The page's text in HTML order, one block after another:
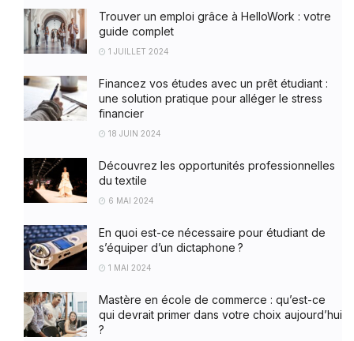
Trouver un emploi grâce à HelloWork : votre
guide complet
1 JUILLET 2024
Financez vos études avec un prêt étudiant :
une solution pratique pour alléger le stress
financier
18 JUIN 2024
Découvrez les opportunités professionnelles
du textile
6 MAI 2024
En quoi est-ce nécessaire pour étudiant de
s’équiper d’un dictaphone ?
1 MAI 2024
Mastère en école de commerce : qu’est-ce
qui devrait primer dans votre choix aujourd’hui
?